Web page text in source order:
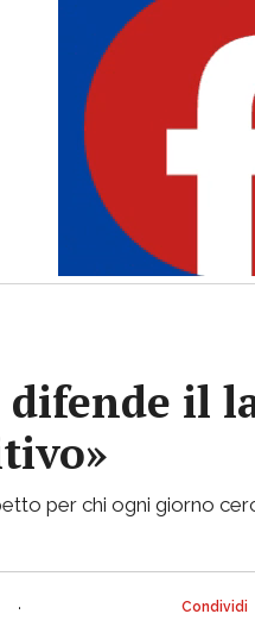
il
per chi ogni giorno